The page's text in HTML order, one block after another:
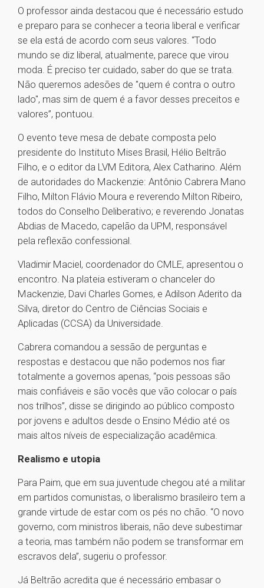
O professor ainda destacou que é necessário estudo
e preparo para se conhecer a teoria liberal e verificar
se ela está de acordo com seus valores. “Todo
mundo se diz liberal, atualmente, parece que virou
moda. É preciso ter cuidado, saber do que se trata.
Não queremos adesões de "quem é contra o outro
lado", mas sim de quem é a favor desses preceitos e
valores”, pontuou.
O evento teve mesa de debate composta pelo
presidente do Instituto Mises Brasil, Hélio Beltrão
Filho, e o editor da LVM Editora, Alex Catharino. Além
de autoridades do Mackenzie: Antônio Cabrera Mano
Filho, Milton Flávio Moura e reverendo Milton Ribeiro,
todos do Conselho Deliberativo; e reverendo Jonatas
Abdias de Macedo, capelão da UPM, responsável
pela reflexão confessional.
Vladimir Maciel, coordenador do CMLE, apresentou o
encontro. Na plateia estiveram o chanceler do
Mackenzie, Davi Charles Gomes, e Adilson Aderito da
Silva, diretor do Centro de Ciências Sociais e
Aplicadas (CCSA) da Universidade.
Cabrera comandou a sessão de perguntas e
respostas e destacou que não podemos nos fiar
totalmente a governos apenas, “pois pessoas são
mais confiáveis e são vocês que vão colocar o país
nos trilhos”, disse se dirigindo ao público composto
por jovens e adultos desde o Ensino Médio até os
mais altos níveis de especialização acadêmica.
Realismo e utopia
Para Paim, que em sua juventude chegou até a militar
em partidos comunistas, o liberalismo brasileiro tem a
grande virtude de estar com os pés no chão. “O novo
governo, com ministros liberais, não deve subestimar
a teoria, mas também não podem se transformar em
escravos dela”, sugeriu o professor.
Já Beltrão acredita que é necessário embasar o